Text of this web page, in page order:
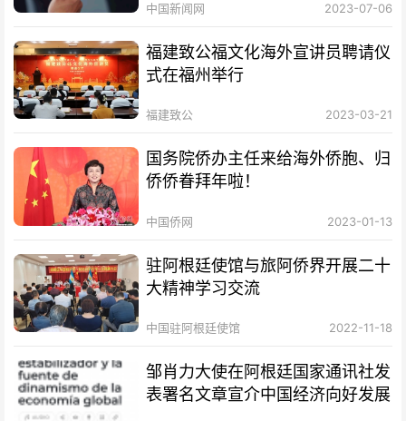
中国新闻网 2023-07-06
福建致公福文化海外宣讲员聘请仪
式在福州举行
福建致公 2023-03-21
国务院侨办主任来给海外侨胞、归
侨侨眷拜年啦！
中国侨网 2023-01-13
驻阿根廷使馆与旅阿侨界开展二十
大精神学习交流
中国驻阿根廷使馆 2022-11-18
邹肖力大使在阿根廷国家通讯社发
表署名文章宣介中国经济向好发展